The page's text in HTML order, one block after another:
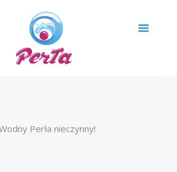
Perła nieczynny!